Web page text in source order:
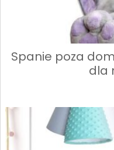
Spanie poza
dla